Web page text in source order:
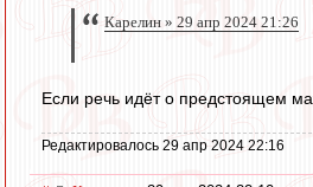
Карелин » 29 апр 2024 21:26
Если речь идёт о предстоящем
Редактировалось 29 апр 2024 22:16